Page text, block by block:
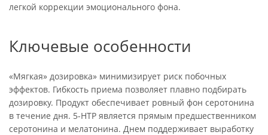
легкой коррекции эмоционального фона.
Ключевые особенности
«Мягкая» дозировка» минимизирует риск побочных
эффектов. Гибкость приема позволяет плавно подбирать
дозировку. Продукт обеспечивает ровный фон серотонина
в течение дня. 5-HTP является прямым предшественником
серотонина и мелатонина. Днем поддерживает выработку